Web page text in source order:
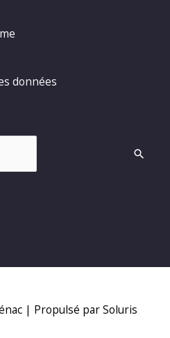
données
| Propulsé par Soluris